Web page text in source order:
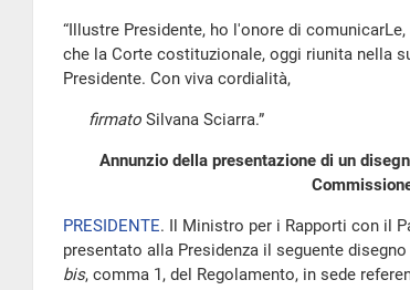
“Illustre Presidente, ho l'onore di
che la Corte costituzionale, oggi riunita nella
Presidente. Con viva cordialità,
firmato Silvana Sciarra.”
Annunzio della presentazione di un
PRESIDENTE. Il Ministro per i Rapporti con il
presentato alla Presidenza il seguente
bis, comma 1, del Regolamento, in sede